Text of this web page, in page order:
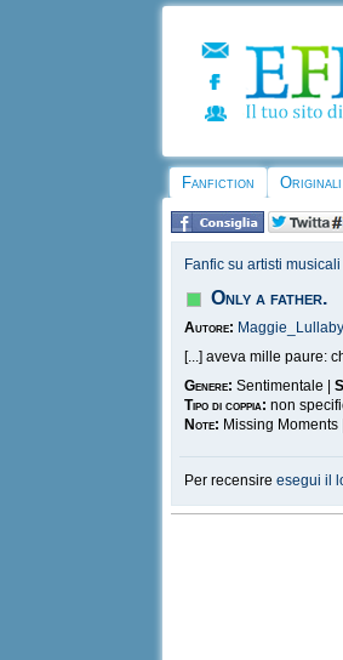
Fanfiction Originali
Fanfic su artisti musicali
Only a father.
Autore: Maggie_Lullaby
[...] aveva mille paure:
Genere: Sentimentale |
Tipo di coppia: non
Note: Missing
Per recensireesegui il